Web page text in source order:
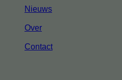
Nieuws
Over
Contact